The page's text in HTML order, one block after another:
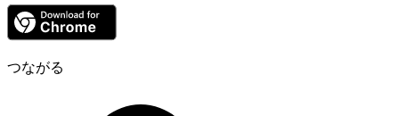
つながる